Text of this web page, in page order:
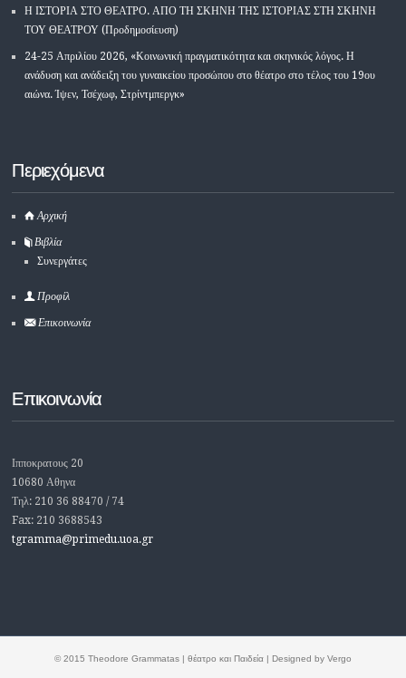
Η ΙΣΤΟΡΙΑ ΣΤΟ ΘΕΑΤΡΟ. ΑΠΟ ΤΗ ΣΚΗΝΗ ΤΗΣ ΙΣΤΟΡΙΑΣ ΣΤΗ ΣΚΗΝΗ
ΤΟΥ ΘΕΑΤΡΟΥ (Προδημοσίευση)
24-25 Απριλίου 2026, «Κοινωνική πραγματικότητα και σκηνικός λόγος. Η
ανάδυση και ανάδειξη του γυναικείου προσώπου στο θέατρο στο τέλος του 19ου
αιώνα. Ίψεν, Τσέχωφ, Στρίντμπεργκ»
Περιεχόμενα
Αρχική
Βιβλία
Συνεργάτες
Προφίλ
Επικοινωνία
Επικοινωνία
Ιπποκρατους 20
10680 Αθηνα
Τηλ: 210 36 88470 / 74
Fax: 210 3688543
tgramma@primedu.uoa.gr
© 2015 Theodore Grammatas | θέατρο και Παιδεία | Designed by Vergo